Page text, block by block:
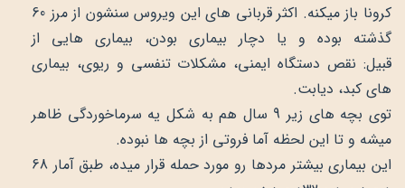
کرونا باز میکنه. اکثر قربانی های این ویروس سنشون از مرز 60
گذشته بوده و یا دچار بیماری بودن، بیماری هایی از
قبیل: نقص دستگاه ایمنی، مشکلات تنفسی و ریوی، بیماری
های کبد، دیابت.
توی بچه های زیر 9 سال هم به شکل یه سرماخوردگی ظاهر
میشه و تا این لحظه آما فروتی از بچه ها نبوده.
این بیماری بیشتر مردها رو مورد حمله قرار میده، طبق آمار 68